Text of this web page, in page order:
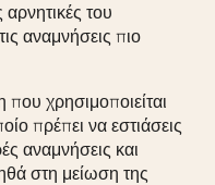
του
αναμνήσεις πιο
χρησιμοποιείται
πρέπει να εστιάσεις
αναμνήσεις και
στη μείωση της